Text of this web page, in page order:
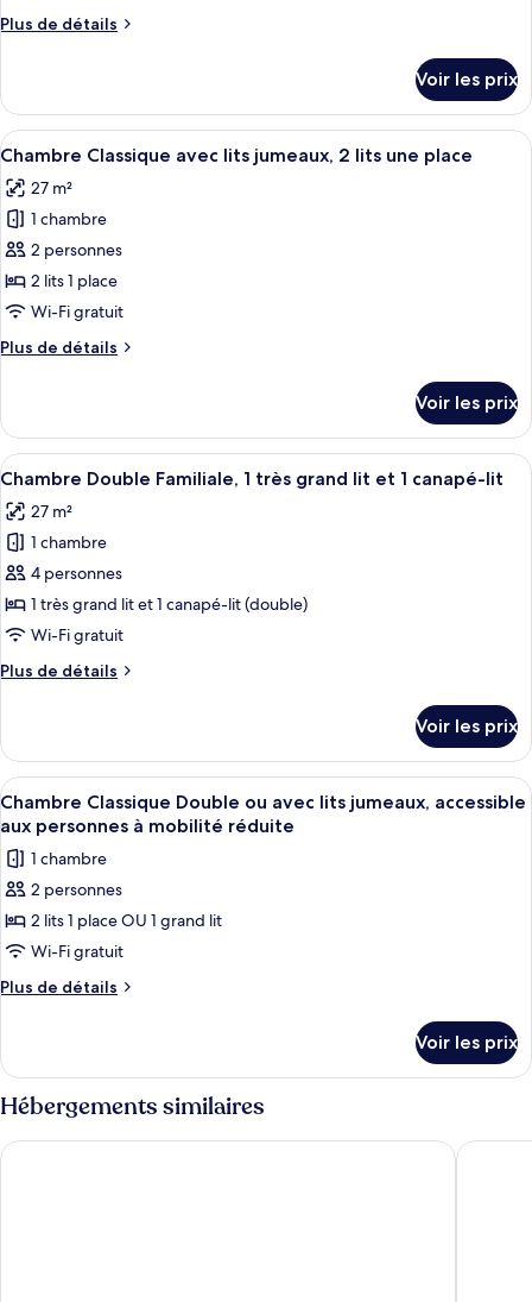
chambre :
Classique,
1
très
grand
lit
Plus de détails
Plus
le
type
de
Chambre
Double
très
grand
lit
Voir les prix
Afficher
toutes
les
photos
pour
ce
type
chambre :
avec
lits
jumeaux,
2
lits
une
place
Une chambre d’hôtel avec deux
8
Chambre Classique avec lits jumeaux, 2 lits une place
27 m²
1 chambre
2 personnes
2 lits 1 place
Wi-Fi gratuit
Plus de détails
Plus
le
type
de
Chambre
Classique
lits
jumeaux,
lits
une
Voir les prix
Afficher
toutes
les
photos
pour
ce
type
chambre :
Familiale,
1
très
grand
lit
et
1
canapé-
lit
Une chambre avec un mur en
10
Chambre Double Familiale, 1 très grand lit et 1 canapé-lit
27 m²
1 chambre
4 personnes
1 très grand lit et 1 canapé-lit (double)
Wi-Fi gratuit
Plus de détails
Plus
le
type
de
chambre
Chambre
Double
Familiale,
très
grand
et
Voir les prix
Afficher
toutes
les
photos
pour
ce
type
de
Classique
Double
ou
avec
Une chambre d’hôtel avec un
7
Chambre Classique Double ou avec lits jumeaux, accessible
aux personnes à mobilité réduite
1 chambre
2 personnes
2 lits 1 place OU 1 grand lit
Wi-Fi gratuit
Plus de détails
Plus
le
type
de
Chambre
Voir les prix
Hébergements similaires
Jamaica Inn